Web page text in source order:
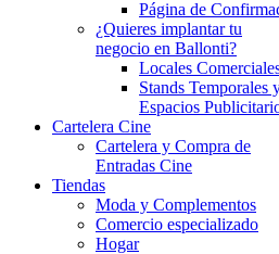
Página de
¿Quieres implantar tu
negocio en Ballonti?
Locales
Stands Temporales
Espacios
Cartelera Cine
Cartelera y Compra de
Entradas Cine
Tiendas
Moda y Complementos
Comercio especializado
Hogar